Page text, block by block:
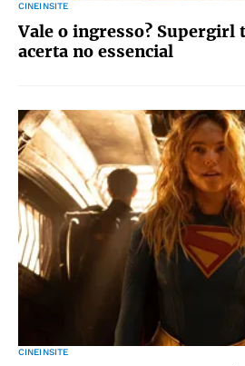
CINEINSITE
Vale o ingresso? Supergirl
acerta no essencial
CINEINSITE